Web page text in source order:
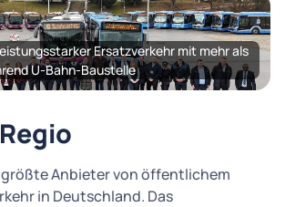
Ersatzverkehr mit mehr als
U-Bahn-Baustelle
größte Anbieter von öffentlichem
in Deutschland. Das